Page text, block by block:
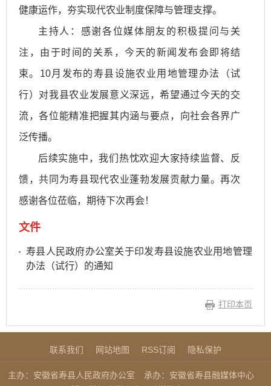
健康运作，夯实现代农业制度保障与管理支撑。
主持人：感谢各位媒体朋友的积极提问与关
注，由于时间的关系，今天的新闻发布会即将结
束。10月发布的寿县设施农业用地管理办法（试
行）对我县农业发展意义深远，希望通过今天的交
流，各位能精准把握其内涵与要点，向社会各界广
泛传播。
后续实施中，我们热忱欢迎大家持续监督、反
馈，共同为寿县现代农业蓬勃发展贡献力量。再次
感谢各位莅临，期待下次再会！
文件
寿县人民政府办公室关于印发寿县设施农业用地管理
办法（试行）的通知
打印本页
联系我们 网站地图 RSS订阅 隐私保护
主办：安徽省寿县人民政府办公室
承办：安徽省寿县融媒体中心